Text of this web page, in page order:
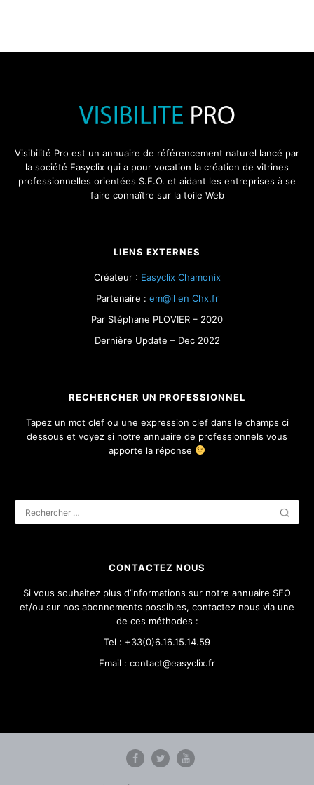
Visibilité Pro est un annuaire de référencement naturel lancé par
la société Easyclix qui a pour vocation la création de vitrines
professionnelles orientées S.E.O. et aidant les entreprises à se
faire connaître sur la toile Web
LIENS EXTERNES
Créateur : Easyclix Chamonix
Partenaire : em@il en Chx.fr
Par Stéphane PLOVIER – 2020
Dernière Update – Dec 2022
RECHERCHER UN PROFESSIONNEL
Tapez un mot clef ou une expression clef dans le champs ci
dessous et voyez si notre annuaire de professionnels vous
apporte la réponse
CONTACTEZ NOUS
Si vous souhaitez plus d’informations sur notre annuaire SEO
et/ou sur nos abonnements possibles, contactez nous via une
de ces méthodes :
Tel : +33(0)6.16.15.14.59
Email : contact@easyclix.fr